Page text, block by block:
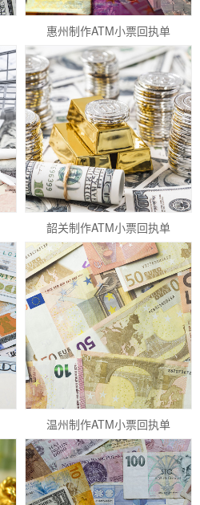
惠州制作ATM小票回执单
韶关制作ATM小票回执单
温州制作ATM小票回执单